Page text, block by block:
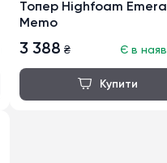
Топер Highfoam
Memo
3 388 ₴ Є в